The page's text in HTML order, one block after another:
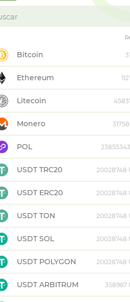
Bitcoin
Ethereum
Litecoin
Monero
POL
USDT TRC20 20028748
USDT ERC20 20028748
USDT TON 20028748
USDT SOL 20028748
USDT POLYGON 20028748
USDT ARBITRUM 358967